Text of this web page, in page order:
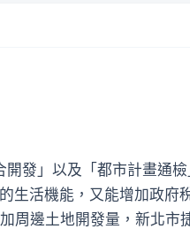
發」以及「都市計畫通
生活機能，又能增加政府
周邊土地開發量，新北市